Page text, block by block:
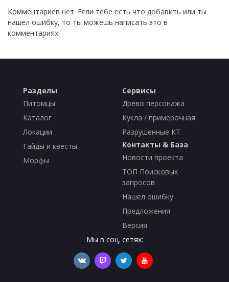
Комментариев нет. Если тебе есть что добавить или ты
нашел ошибку, то ты можешь написать это в
комментариях.
Разделы
Питомцы
Каталог
Локации
Гайды и квесты
Морфы
Сервисы
Древо персонажа
Кукла / примерочная
Разрушенные КТ
Контакты & База
Новости проекта
ТОП Поисковых
запросов
Нашел ошибку
Предложения
Версия
Мы в соц. сетях: